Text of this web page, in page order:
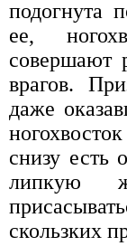
подогнута
ее,
совершают
врагов.
даже
снизу есть
липкую
скользких